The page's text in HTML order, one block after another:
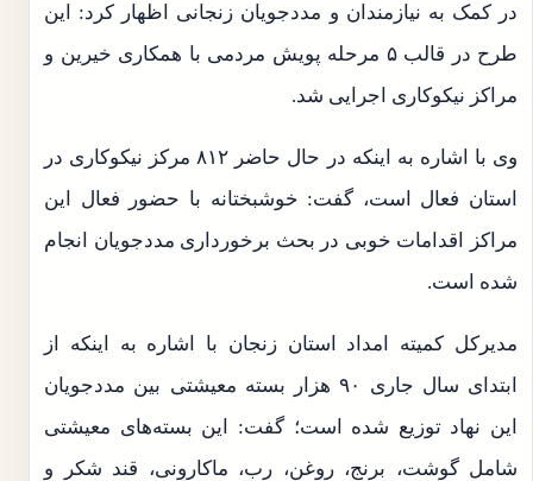
در کمک به نیازمندان و مددجویان زنجانی اظهار کرد: این
طرح در قالب ۵ مرحله پویش مردمی با همکاری خیرین و
مراکز نیکوکاری اجرایی شد.
وی با اشاره به اینکه در حال حاضر ۸۱۲ مرکز نیکوکاری در
استان فعال است، گفت: خوشبختانه با حضور فعال این
مراکز اقدامات خوبی در بحث برخورداری مددجویان انجام
شده است.
مدیرکل کمیته امداد استان زنجان با اشاره به اینکه از
ابتدای سال جاری ۹۰ هزار بسته معیشتی بین مددجویان
این نهاد توزیع شده است؛ گفت: این بسته‌های معیشتی
شامل گوشت، برنج، روغن، رب، ماکارونی، قند شکر و